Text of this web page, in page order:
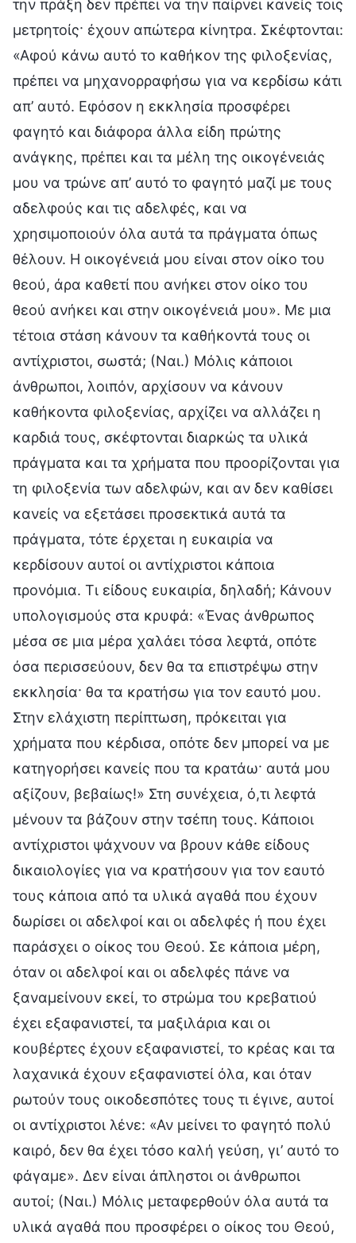
την πράξη δεν πρέπει να την παίρνει κανείς τοις
μετρητοίς· έχουν απώτερα κίνητρα. Σκέφτονται:
«Αφού κάνω αυτό το καθήκον της φιλοξενίας,
πρέπει να μηχανορραφήσω για να κερδίσω κάτι
απ’ αυτό. Εφόσον η εκκλησία προσφέρει
φαγητό και διάφορα άλλα είδη πρώτης
ανάγκης, πρέπει και τα μέλη της οικογένειάς
μου να τρώνε απ’ αυτό το φαγητό μαζί με τους
αδελφούς και τις αδελφές, και να
χρησιμοποιούν όλα αυτά τα πράγματα όπως
θέλουν. Η οικογένειά μου είναι στον οίκο του
θεού, άρα καθετί που ανήκει στον οίκο του
θεού ανήκει και στην οικογένειά μου». Με μια
τέτοια στάση κάνουν τα καθήκοντά τους οι
αντίχριστοι, σωστά; (Ναι.) Μόλις κάποιοι
άνθρωποι, λοιπόν, αρχίσουν να κάνουν
καθήκοντα φιλοξενίας, αρχίζει να αλλάζει η
καρδιά τους, σκέφτονται διαρκώς τα υλικά
πράγματα και τα χρήματα που προορίζονται για
τη φιλοξενία των αδελφών, και αν δεν καθίσει
κανείς να εξετάσει προσεκτικά αυτά τα
πράγματα, τότε έρχεται η ευκαιρία να
κερδίσουν αυτοί οι αντίχριστοι κάποια
προνόμια. Τι είδους ευκαιρία, δηλαδή; Κάνουν
υπολογισμούς στα κρυφά: «Ένας άνθρωπος
μέσα σε μια μέρα χαλάει τόσα λεφτά, οπότε
όσα περισσεύουν, δεν θα τα επιστρέψω στην
εκκλησία· θα τα κρατήσω για τον εαυτό μου.
Στην ελάχιστη περίπτωση, πρόκειται για
χρήματα που κέρδισα, οπότε δεν μπορεί να με
κατηγορήσει κανείς που τα κρατάω· αυτά μου
αξίζουν, βεβαίως!» Στη συνέχεια, ό,τι λεφτά
μένουν τα βάζουν στην τσέπη τους. Κάποιοι
αντίχριστοι ψάχνουν να βρουν κάθε είδους
δικαιολογίες για να κρατήσουν για τον εαυτό
τους κάποια από τα υλικά αγαθά που έχουν
δωρίσει οι αδελφοί και οι αδελφές ή που έχει
παράσχει ο οίκος του Θεού. Σε κάποια μέρη,
όταν οι αδελφοί και οι αδελφές πάνε να
ξαναμείνουν εκεί, το στρώμα του κρεβατιού
έχει εξαφανιστεί, τα μαξιλάρια και οι
κουβέρτες έχουν εξαφανιστεί, το κρέας και τα
λαχανικά έχουν εξαφανιστεί όλα, και όταν
ρωτούν τους οικοδεσπότες τους τι έγινε, αυτοί
οι αντίχριστοι λένε: «Αν μείνει το φαγητό πολύ
καιρό, δεν θα έχει τόσο καλή γεύση, γι’ αυτό το
φάγαμε». Δεν είναι άπληστοι οι άνθρωποι
αυτοί; (Ναι.) Μόλις μεταφερθούν όλα αυτά τα
υλικά αγαθά που προσφέρει ο οίκος του Θεού,